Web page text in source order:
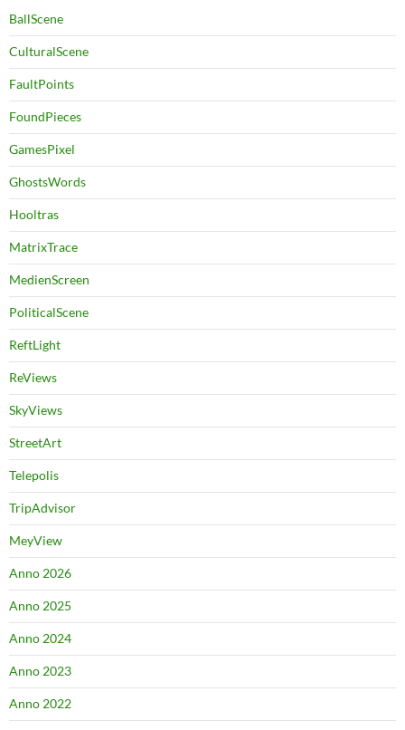
BallScene
CulturalScene
FaultPoints
FoundPieces
GamesPixel
GhostsWords
Hooltras
MatrixTrace
MedienScreen
PoliticalScene
ReftLight
ReViews
SkyViews
StreetArt
Telepolis
TripAdvisor
MeyView
Anno 2026
Anno 2025
Anno 2024
Anno 2023
Anno 2022